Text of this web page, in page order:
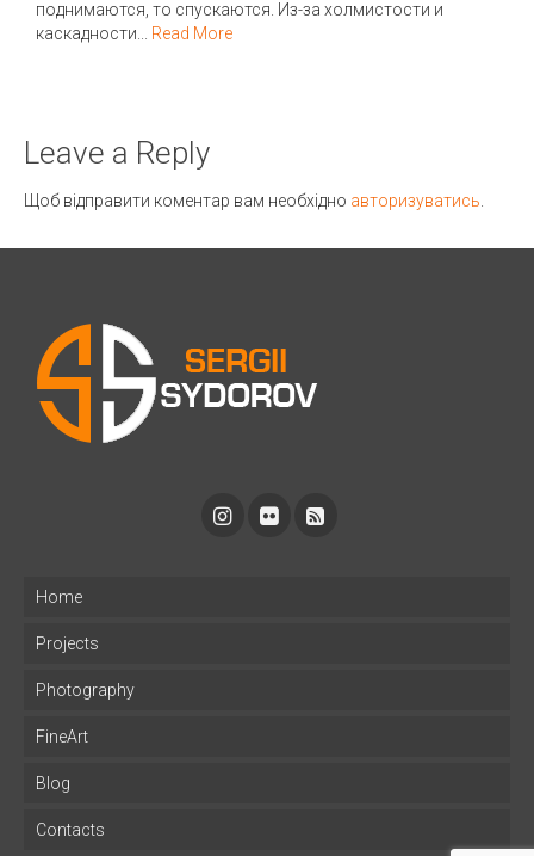
поднимаются, то спускаются. Из-за холмистости и
каскадности... Read More
Leave a Reply
Щоб відправити коментар вам необхідно авторизуватись
Home
Projects
Photography
FineArt
Blog
Contacts